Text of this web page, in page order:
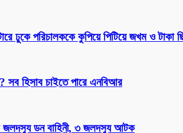
ঢুকে পরিচালককে কুপিয়ে পিটিয়ে জখম ও টাকা
হিসাব চাইতে পারে এনবিআর
জলদস্যু ডন বাহিনী, ৩ জলদস্যু আটক